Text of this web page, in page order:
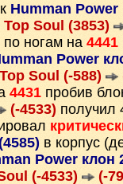
Humman
Top Soul (3853)
по ногам на 4441
Power
Top Soul (-588)
4431 пробив
(-4533) получил
в корпус
Power клон
(-4533)
(-